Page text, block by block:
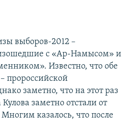
выборов-2012 –
с «Ар-Намысом» и
Известно, что обе
пророссийской
заметно, что на этот раз
заметно отстали от
казалось, что после